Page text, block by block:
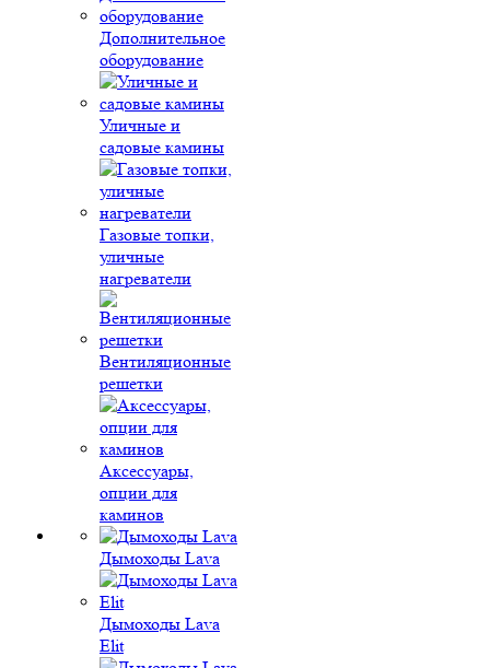
Дополнительное
оборудование
Уличные и
садовые камины
Газовые топки,
уличные
нагреватели
Вентиляционные
решетки
Аксессуары,
опции для
каминов
Дымоходы Lava
Дымоходы Lava
Elit